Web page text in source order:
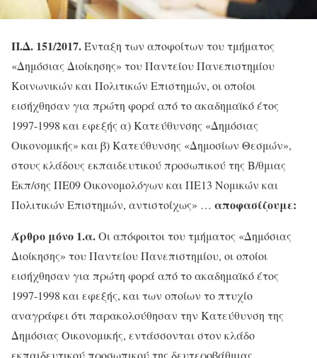
Π.Δ. 151/2017.Ένταξη των αποφοίτων του τμήματος
«Δημόσιας Διοίκησης» του Παντείου Πανεπιστημίου
Κοινωνικών και Πολιτικών Επιστημών, οι οποίοι
εισήχθησαν για πρώτη φορά από το ακαδημαϊκό έτος
1997-1998 και εφεξής α) Κατεύθυνσης «Δημόσιας
Οικονομικής» και β) Κατεύθυνσης «Δημοσίων Θεσμών»,
στους κλάδους εκπαιδευτικού προσωπικού της Β/θμιας
Εκπ/σης ΠΕ09 Οικονομολόγων και ΠΕ13 Νομικών και
Πολιτικών Επιστημών, αντιστοίχως» … αποφασίζουμε:
Άρθρο μόνο 1.α.Οι απόφοιτοι του τμήματος «Δημόσιας
Διοίκησης» του Παντείου Πανεπιστημίου, οι οποίοι
εισήχθησαν για πρώτη φορά από το ακαδημαϊκό έτος
1997-1998 και εφεξής, και των οποίων το πτυχίο
αναγράφει ότι παρακολούθησαν την Κατεύθυνση της
Δημόσιας Οικονομικής, εντάσσονται στον κλάδο
εκπαιδευτικού προσωπικού της δευτεροβάθμιας